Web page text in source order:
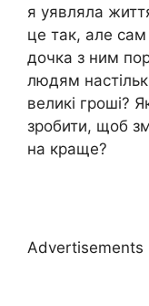
я уявляла
це так, але сам
дочка з ним
людям
великі гроші?
зробити, щоб
на краще?
Advertisements